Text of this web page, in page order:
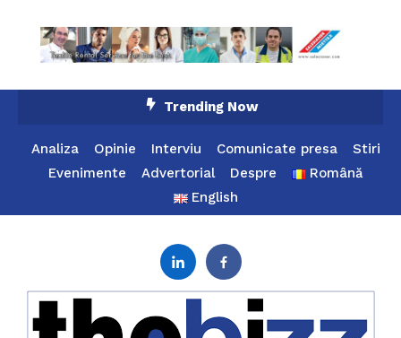
Content
Trending Now
Analiza Opinie Interviu Comunicate presa
Stiri
Evenimente
Advertorial Despre
Română
English